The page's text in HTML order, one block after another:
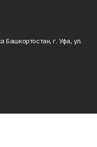
Башкортостан, г. Уфа, ул.